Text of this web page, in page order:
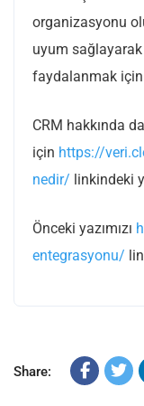
organizasyonu
uyum
faydalanmak
CRM hakkında
için https://
nedir/ linkindeki
Önceki yazımızı
entegrasyonu/
Share: